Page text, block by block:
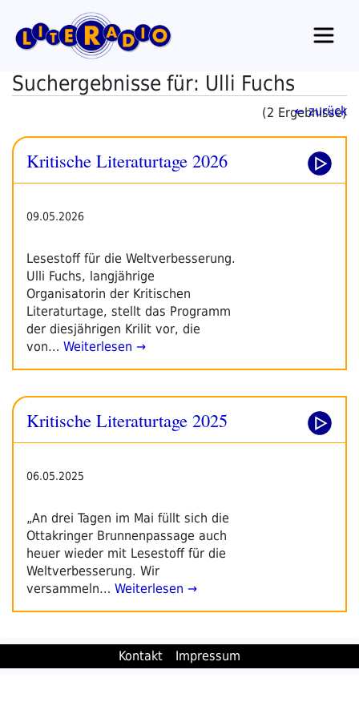
Inhalt
springen
Suchergebnisse für: Ulli Fuchs
(2 Ergebnisse)
← zurück
Kritische Literaturtage 2026
09.05.2026
Lesestoff für die Weltverbesserung.
Ulli Fuchs, langjährige
Organisatorin der Kritischen
Literaturtage, stellt das Programm
der diesjährigen Krilit vor, die
von… Weiterlesen →
Kritische Literaturtage 2025
06.05.2025
„An drei Tagen im Mai füllt sich die
Ottakringer Brunnenpassage auch
heuer wieder mit Lesestoff für die
Weltverbesserung. Wir
versammeln… Weiterlesen →
Kontakt Impressum